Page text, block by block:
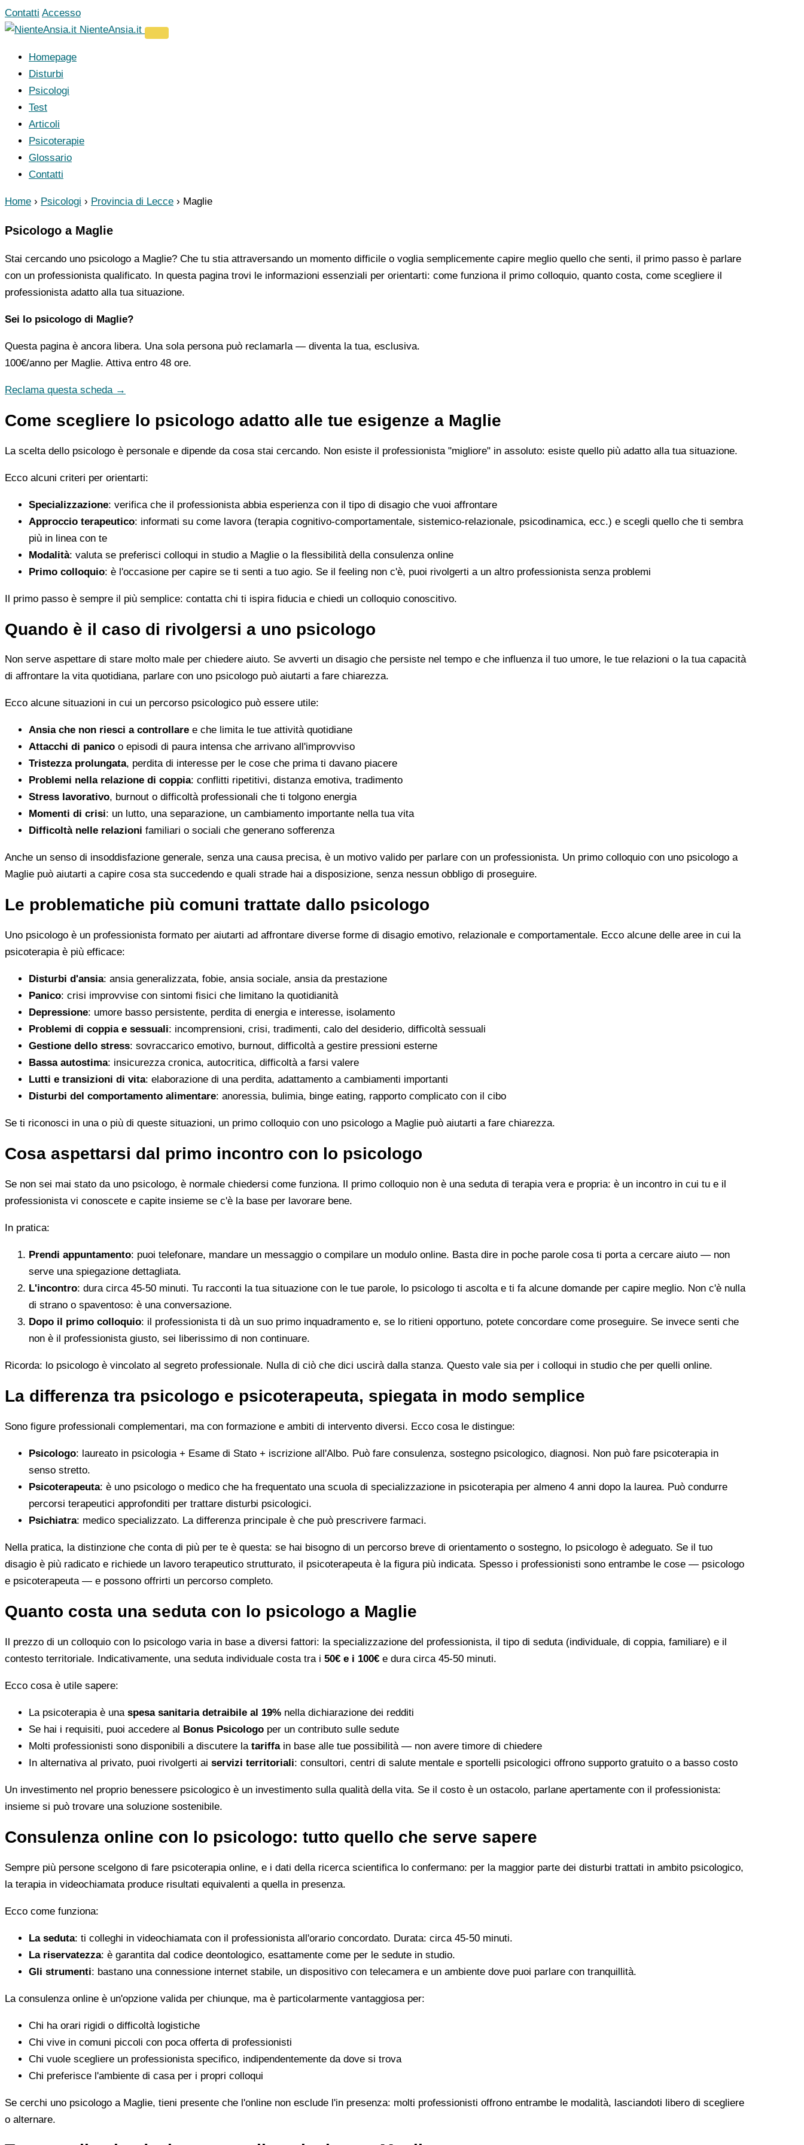
Vai
al
Contatti Accesso
NienteAnsia.it
Homepage
Disturbi
Psicologi
Test
Articoli
Psicoterapie
Glossario
Contatti
Home › Psicologi › Provincia di Lecce › Maglie
Psicologo a Maglie
Stai cercando uno psicologo a Maglie? Che tu stia attraversando un momento difficile o voglia semplicemente capire meglio quello che senti, il primo passo è parlare
con un professionista qualificato. In questa pagina trovi le informazioni essenziali per orientarti: come funziona il primo colloquio, quanto costa, come scegliere il
professionista adatto alla tua situazione.
Sei lo psicologo di Maglie?
Questa pagina è ancora libera. Una sola persona può reclamarla — diventa la tua, esclusiva.
100€/anno per Maglie. Attiva entro 48 ore.
Reclama questa scheda →
Come scegliere lo psicologo adatto alle tue esigenze a Maglie
La scelta dello psicologo è personale e dipende da cosa stai cercando. Non esiste il professionista "migliore" in assoluto: esiste quello più adatto alla tua situazione.
Ecco alcuni criteri per orientarti:
Specializzazione: verifica che il professionista abbia esperienza con il tipo di disagio che vuoi affrontare
Approccio terapeutico: informati su come lavora (terapia cognitivo-comportamentale, sistemico-relazionale, psicodinamica, ecc.) e scegli quello che ti sembra
più in linea con te
Modalità: valuta se preferisci colloqui in studio a Maglie o la flessibilità della consulenza online
Primo colloquio: è l'occasione per capire se ti senti a tuo agio. Se il feeling non c'è, puoi rivolgerti a un altro professionista senza problemi
Il primo passo è sempre il più semplice: contatta chi ti ispira fiducia e chiedi un colloquio conoscitivo.
Quando è il caso di rivolgersi a uno psicologo
Non serve aspettare di stare molto male per chiedere aiuto. Se avverti un disagio che persiste nel tempo e che influenza il tuo umore, le tue relazioni o la tua capacità
di affrontare la vita quotidiana, parlare con uno psicologo può aiutarti a fare chiarezza.
Ecco alcune situazioni in cui un percorso psicologico può essere utile:
Ansia che non riesci a controllare e che limita le tue attività quotidiane
Attacchi di panico o episodi di paura intensa che arrivano all'improvviso
Tristezza prolungata, perdita di interesse per le cose che prima ti davano piacere
Problemi nella relazione di coppia: conflitti ripetitivi, distanza emotiva, tradimento
Stress lavorativo, burnout o difficoltà professionali che ti tolgono energia
Momenti di crisi: un lutto, una separazione, un cambiamento importante nella tua vita
Difficoltà nelle relazioni familiari o sociali che generano sofferenza
Anche un senso di insoddisfazione generale, senza una causa precisa, è un motivo valido per parlare con un professionista. Un primo colloquio con uno psicologo a
Maglie può aiutarti a capire cosa sta succedendo e quali strade hai a disposizione, senza nessun obbligo di proseguire.
Le problematiche più comuni trattate dallo psicologo
Uno psicologo è un professionista formato per aiutarti ad affrontare diverse forme di disagio emotivo, relazionale e comportamentale. Ecco alcune delle aree in cui la
psicoterapia è più efficace:
Disturbi d'ansia: ansia generalizzata, fobie, ansia sociale, ansia da prestazione
Panico: crisi improvvise con sintomi fisici che limitano la quotidianità
Depressione: umore basso persistente, perdita di energia e interesse, isolamento
Problemi di coppia e sessuali: incomprensioni, crisi, tradimenti, calo del desiderio, difficoltà sessuali
Gestione dello stress: sovraccarico emotivo, burnout, difficoltà a gestire pressioni esterne
Bassa autostima: insicurezza cronica, autocritica, difficoltà a farsi valere
Lutti e transizioni di vita: elaborazione di una perdita, adattamento a cambiamenti importanti
Disturbi del comportamento alimentare: anoressia, bulimia, binge eating, rapporto complicato con il cibo
Se ti riconosci in una o più di queste situazioni, un primo colloquio con uno psicologo a Maglie può aiutarti a fare chiarezza.
Cosa aspettarsi dal primo incontro con lo psicologo
Se non sei mai stato da uno psicologo, è normale chiedersi come funziona. Il primo colloquio non è una seduta di terapia vera e propria: è un incontro in cui tu e il
professionista vi conoscete e capite insieme se c'è la base per lavorare bene.
In pratica:
Prendi appuntamento: puoi telefonare, mandare un messaggio o compilare un modulo online. Basta dire in poche parole cosa ti porta a cercare aiuto — non
serve una spiegazione dettagliata.
L'incontro: dura circa 45-50 minuti. Tu racconti la tua situazione con le tue parole, lo psicologo ti ascolta e ti fa alcune domande per capire meglio. Non c'è nulla
di strano o spaventoso: è una conversazione.
Dopo il primo colloquio: il professionista ti dà un suo primo inquadramento e, se lo ritieni opportuno, potete concordare come proseguire. Se invece senti che
non è il professionista giusto, sei liberissimo di non continuare.
Ricorda: lo psicologo è vincolato al segreto professionale. Nulla di ciò che dici uscirà dalla stanza. Questo vale sia per i colloqui in studio che per quelli online.
La differenza tra psicologo e psicoterapeuta, spiegata in modo semplice
Sono figure professionali complementari, ma con formazione e ambiti di intervento diversi. Ecco cosa le distingue:
Psicologo: laureato in psicologia + Esame di Stato + iscrizione all'Albo. Può fare consulenza, sostegno psicologico, diagnosi. Non può fare psicoterapia in
senso stretto.
Psicoterapeuta: è uno psicologo o medico che ha frequentato una scuola di specializzazione in psicoterapia per almeno 4 anni dopo la laurea. Può condurre
percorsi terapeutici approfonditi per trattare disturbi psicologici.
Psichiatra: medico specializzato. La differenza principale è che può prescrivere farmaci.
Nella pratica, la distinzione che conta di più per te è questa: se hai bisogno di un percorso breve di orientamento o sostegno, lo psicologo è adeguato. Se il tuo
disagio è più radicato e richiede un lavoro terapeutico strutturato, il psicoterapeuta è la figura più indicata. Spesso i professionisti sono entrambe le cose — psicologo
e psicoterapeuta — e possono offrirti un percorso completo.
Quanto costa una seduta con lo psicologo a Maglie
Il prezzo di un colloquio con lo psicologo varia in base a diversi fattori: la specializzazione del professionista, il tipo di seduta (individuale, di coppia, familiare) e il
contesto territoriale. Indicativamente, una seduta individuale costa tra i 50€ e i 100€ e dura circa 45-50 minuti.
Ecco cosa è utile sapere:
La psicoterapia è una spesa sanitaria detraibile al 19% nella dichiarazione dei redditi
Se hai i requisiti, puoi accedere al Bonus Psicologo per un contributo sulle sedute
Molti professionisti sono disponibili a discutere la tariffain base alle tue possibilità — non avere timore di chiedere
In alternativa al privato, puoi rivolgerti ai servizi territoriali: consultori, centri di salute mentale e sportelli psicologici offrono supporto gratuito o a basso costo
Un investimento nel proprio benessere psicologico è un investimento sulla qualità della vita. Se il costo è un ostacolo, parlane apertamente con il professionista:
insieme si può trovare una soluzione sostenibile.
Consulenza online con lo psicologo: tutto quello che serve sapere
Sempre più persone scelgono di fare psicoterapia online, e i dati della ricerca scientifica lo confermano: per la maggior parte dei disturbi trattati in ambito psicologico,
la terapia in videochiamata produce risultati equivalenti a quella in presenza.
Ecco come funziona:
La seduta: ti colleghi in videochiamata con il professionista all'orario concordato. Durata: circa 45-50 minuti.
La riservatezza: è garantita dal codice deontologico, esattamente come per le sedute in studio.
Gli strumenti: bastano una connessione internet stabile, un dispositivo con telecamera e un ambiente dove puoi parlare con tranquillità.
La consulenza online è un'opzione valida per chiunque, ma è particolarmente vantaggiosa per:
Chi ha orari rigidi o difficoltà logistiche
Chi vive in comuni piccoli con poca offerta di professionisti
Chi vuole scegliere un professionista specifico, indipendentemente da dove si trova
Chi preferisce l'ambiente di casa per i propri colloqui
Se cerchi uno psicologo a Maglie, tieni presente che l'online non esclude l'in presenza: molti professionisti offrono entrambe le modalità, lasciandoti libero di scegliere
o alternare.